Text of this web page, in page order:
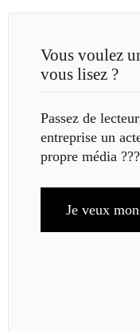
Vous voulez
vous lisez ?
Passez de
entreprise un
propre média
Je veux